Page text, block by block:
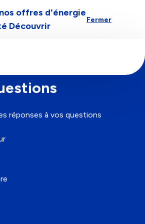
Aller au contenuAller au pied-de-page
offres d'énergie
Découvrir
Fermer
réponses à vos questions